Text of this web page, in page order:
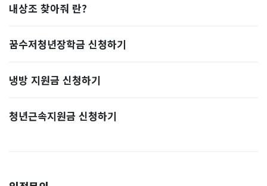
내상조 찾아줘 란?
꿈수저청년장학금 신청하기
냉방 지원금 신청하기
청년근속지원금 신청하기